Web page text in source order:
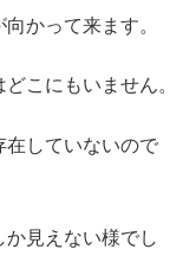
かって来ます。
こにもいません。
在していないので
か見えない様でし